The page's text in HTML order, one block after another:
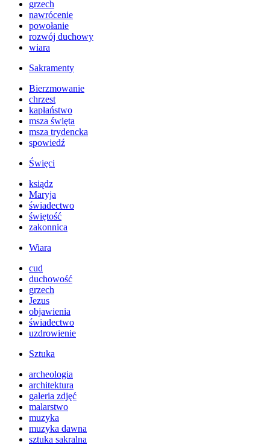
grzech
nawrócenie
powołanie
rozwój duchowy
wiara
Sakramenty
Bierzmowanie
chrzest
kapłaństwo
msza święta
msza trydencka
spowiedź
Święci
ksiądz
Maryja
świadectwo
świętość
zakonnica
Wiara
cud
duchowość
grzech
Jezus
objawienia
świadectwo
uzdrowienie
Sztuka
archeologia
architektura
galeria zdjęć
malarstwo
muzyka
muzyka dawna
sztuka sakralna